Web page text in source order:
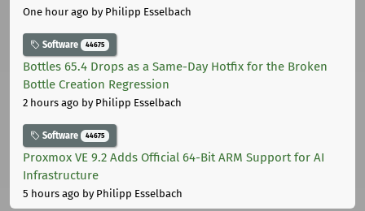
One hour ago by Philipp Esselbach
Software 44675
Bottles 65.4 Drops as a Same-Day Hotfix for the Broken
Bottle Creation Regression
2 hours ago by Philipp Esselbach
Software 44675
Proxmox VE 9.2 Adds Official 64-Bit ARM Support for AI
Infrastructure
5 hours ago by Philipp Esselbach